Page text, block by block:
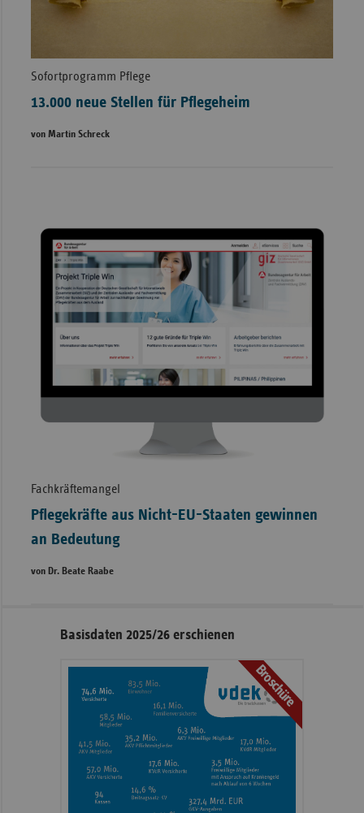
Sofortprogramm Pflege
13.000 neue Stellen für Pflegeheim
von Martin Schreck
Fachkräftemangel
Pflegekräfte aus Nicht-EU-Staaten gewinnen
an Bedeutung
von Dr. Beate Raabe
Seitennavigation
Seitenleiste
Informationen
Basisdaten 2025/26 erschienen
Broschüre